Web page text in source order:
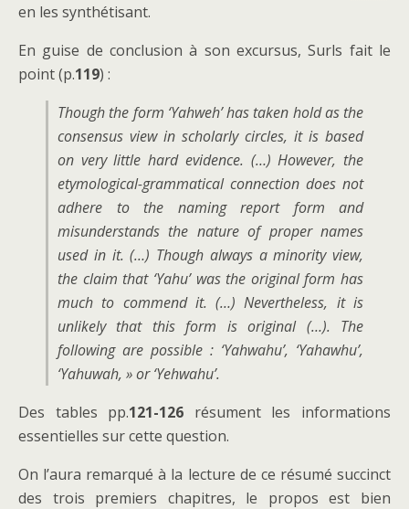
en les synthétisant.
En guise de conclusion à son excursus, Surls fait le
point (p.119) :
Though the form ‘Yahweh’ has taken hold as the
consensus view in scholarly circles, it is based
on very little hard evidence. (…) However, the
etymological-grammatical connection does not
adhere to the naming report form and
misunderstands the nature of proper names
used in it. (…) Though always a minority view,
the claim that ‘Yahu’ was the original form has
much to commend it. (…) Nevertheless, it is
unlikely that this form is original (…). The
following are possible : ‘Yahwahu’, ‘Yahawhu’,
‘Yahuwah, » or ‘Yehwahu’.
Des tables pp.121-126 résument les informations
essentielles sur cette question.
On l’aura remarqué à la lecture de ce résumé succinct
des trois premiers chapitres, le propos est bien